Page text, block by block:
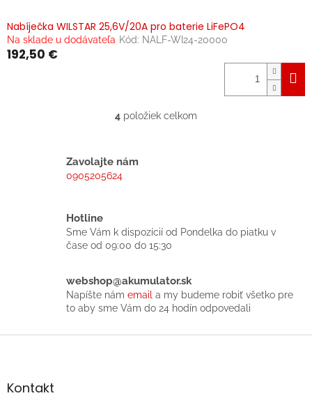
Nabíječka WILSTAR 25,6V/20A pro baterie LiFePO4
Na sklade u dodávateľa Kód: NALF-WI24-20000
192,50 €
O
e
p
r
k
y
v
p
4 položiek celkom
Zavolajte nám
0905205624
Hotline
Sme Vám k dispozícií od Pondelka do piatku v
čase od 09:00 do 15:30
webshop@akumulator.sk
Napíšte nám email a my budeme robiť všetko pre
to aby sme Vám do 24 hodín odpovedali
Z
äKontakt